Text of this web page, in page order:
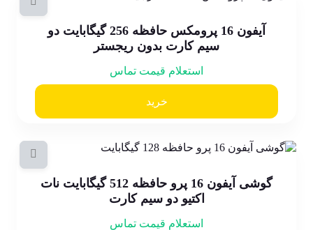
آیفون 16 پرومکس حافظه 256 گیگابایت دو
سیم کارت بدون ریجستر
استعلام قیمت تماس
خرید
گوشی آیفون 16 پرو حافظه 512 گیگابایت نات
اکتیو دو سیم کارت
استعلام قیمت تماس